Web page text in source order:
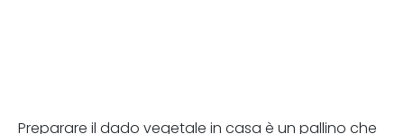
Preparare il dado vegetale in casa è un pallino che